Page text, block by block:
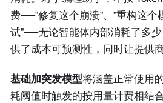
费——"修复这个崩溃"、"重构这个
试"——无论智能体内部消耗了多
供了成本可预测性，同时让提供
基础加突发模型将涵盖正常使用
耗阈值时触发的按用量计费相结